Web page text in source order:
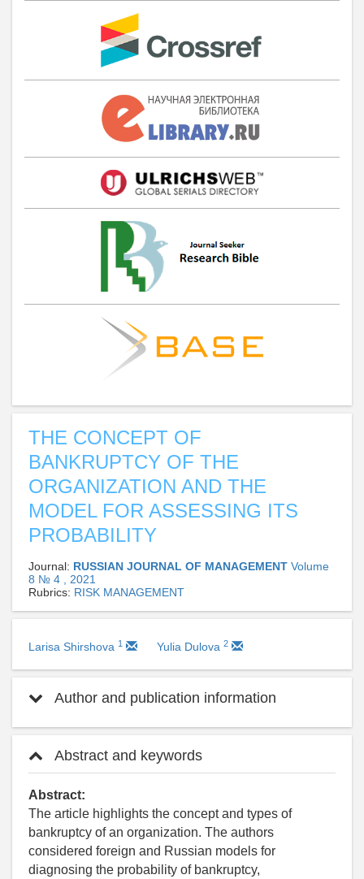
THE CONCEPT OF
BANKRUPTCY OF THE
ORGANIZATION AND THE
MODEL FOR ASSESSING ITS
PROBABILITY
Journal: RUSSIAN JOURNAL OF MANAGEMENT Volume
8 № 4 , 2021
Rubrics: RISK MANAGEMENT
Larisa Shirshova 1 Yulia Dulova 2
Author and publication information
Abstract and keywords
Abstract:
The article highlights the concept and types of
bankruptcy of an organization. The authors
considered foreign and Russian models for
diagnosing the probability of bankruptcy,